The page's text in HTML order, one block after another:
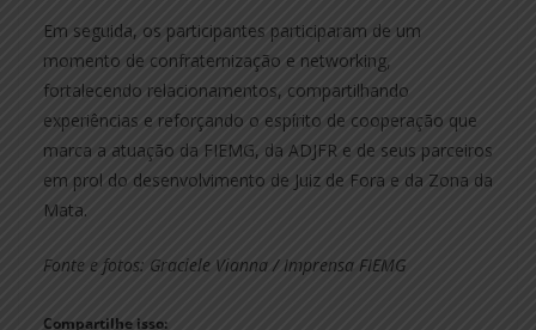
Em seguida, os participantes participaram de um
momento de confraternização e networking,
fortalecendo relacionamentos, compartilhando
experiências e reforçando o espírito de cooperação que
marca a atuação da FIEMG, da ADJFR e de seus parceiros
em prol do desenvolvimento de Juiz de Fora e da Zona da
Mata.
Fonte e fotos: Graciele Vianna / Imprensa FIEMG
Compartilhe isso: